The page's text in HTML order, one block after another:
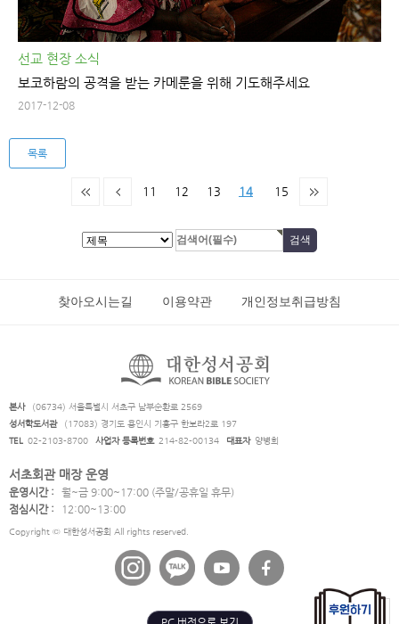
선교 현장 소식
보코하람의 공격을 받는 카메룬을 위해 기도해주세요
2017-12-08
목록
11 12 13 14 15
찾아오시는길 이용약관 개인정보취급방침
본사
(06734) 서울특별시 서초구 남부순환로 2569
성서학도서관
(17083) 경기도 용인시 기흥구 한보라2로 197
TEL 02-2103-8700 사업자 등록번호 214-82-00134 대표자 양병희
서초회관 매장 운영
운영시간 :
월~금 9:00~17:00 (주말/공휴일 휴무)
점심시간 :
12:00~13:00
Copyright © 대한성서공회 All rights reserved.